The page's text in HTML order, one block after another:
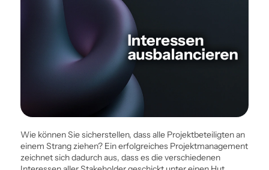
Wie können Sie sicherstellen, dass alle Projektbeteiligten an
einem Strang ziehen? Ein erfolgreiches Projekt­management
zeichnet sich dadurch aus, dass es die verschiedenen